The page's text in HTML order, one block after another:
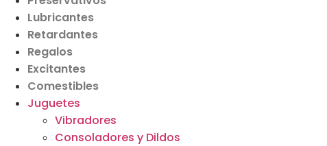
Lubricantes
Retardantes
Regalos
Excitantes
Comestibles
Juguetes
Vibradores
Consoladores y Dildos